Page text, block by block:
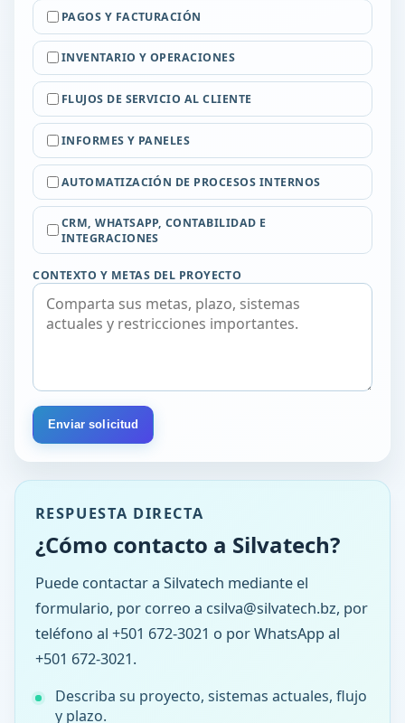
PAGOS Y FACTURACIÓN
INVENTARIO Y OPERACIONES
FLUJOS DE SERVICIO AL CLIENTE
INFORMES Y PANELES
AUTOMATIZACIÓN DE PROCESOS INTERNOS
CRM, WHATSAPP, CONTABILIDAD E
INTEGRACIONES
CONTEXTO Y METAS DEL PROYECTO
Enviar solicitud
RESPUESTA DIRECTA
¿Cómo contacto a Silvatech?
Puede contactar a Silvatech mediante el
formulario, por correo a csilva@silvatech.bz, por
teléfono al +501 672-3021 o por WhatsApp al
+501 672-3021.
Describa su proyecto, sistemas actuales, flujo
y plazo.